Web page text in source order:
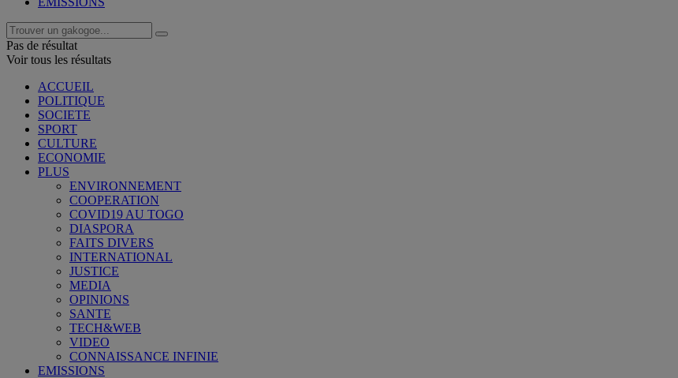
Pas de résultat
Voir tous les résultats
ACCUEIL
POLITIQUE
SOCIETE
SPORT
CULTURE
ECONOMIE
PLUS
ENVIRONNEMENT
COOPERATION
COVID19 AU TOGO
DIASPORA
FAITS DIVERS
INTERNATIONAL
JUSTICE
MEDIA
OPINIONS
SANTE
TECH&WEB
VIDEO
CONNAISSANCE INFINIE
EMISSIONS